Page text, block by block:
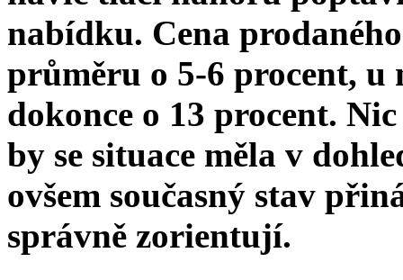
nabídku. Cena
průměru o 5-6 procent, u
dokonce o 13 procent.
by se situace měla v
ovšem současný stav
správně zorientují.